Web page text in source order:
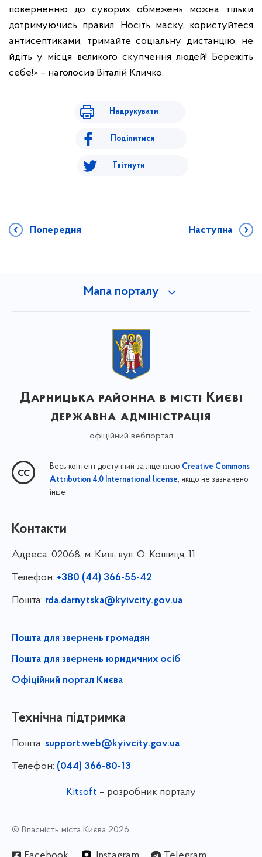
поверненню до суворих обмежень можна тільки
дотримуючись правил. Носіть маску, користуйтеся
антисептиками, тримайте соціальну дистанцію, не
йдіть у місця великого скупчення людей! Бережіть
себе!» – наголосив Віталій Кличко.
Надрукувати
Поділитися
Твітнути
Попередня Наступна
Мапа порталу
Дарницька районна в місті Києві
державна адміністрація
офіційний вебпортал
Весь контент доступний за ліцензією Creative Commons
Attribution 4.0 International license, якщо не зазначено
інше
Контакти
Адреса: 02068, м. Київ, вул. О. Кошиця, 11
Телефон: +380 (44) 366-55-42
Пошта: rda.darnytska@kyivcity.gov.ua
Пошта для звернень громадян
Пошта для звернень юридичних осіб
Офіційний портал Києва
Технічна підтримка
Пошта: support.web@kyivcity.gov.ua
Телефон: (044) 366-80-13
Kitsoft – розробник порталу
© Власність міста Києва 2026